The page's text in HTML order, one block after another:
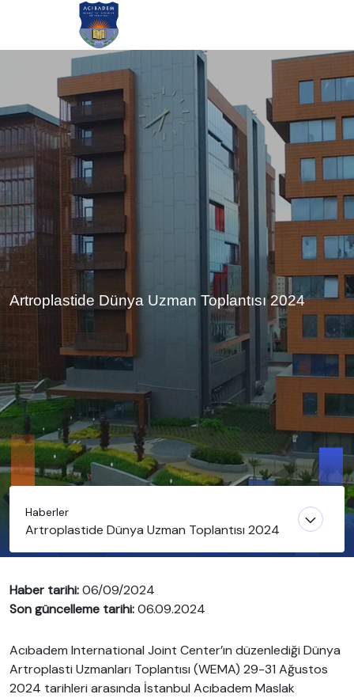
atla
Artroplastide Dünya Uzman Toplantısı 2024
Haberler
Artroplastide Dünya Uzman Toplantısı 2024
Haber tarihi:06/09/2024
Son güncelleme tarihi:06.09.2024
Acıbadem International Joint Center’ın düzenlediği Dünya
Artroplasti Uzmanları Toplantısı (WEMA) 29-31 Ağustos
2024 tarihleri ​​arasında İstanbul Acıbadem Maslak